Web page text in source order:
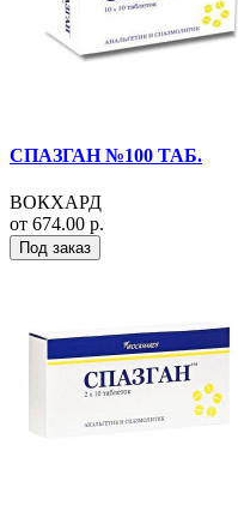
СПАЗГАН №100 ТАБ.
ВОКХАРД
от 674.00 р.
Под заказ